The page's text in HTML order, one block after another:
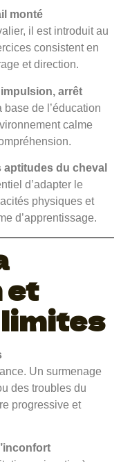
monté
il est introduit au
consistent en
et direction.
arrêt
de l’éducation
calme
du cheval
d’adapter le
physiques et
d’apprentissage.
et
Un surmenage
des troubles du
progressive et